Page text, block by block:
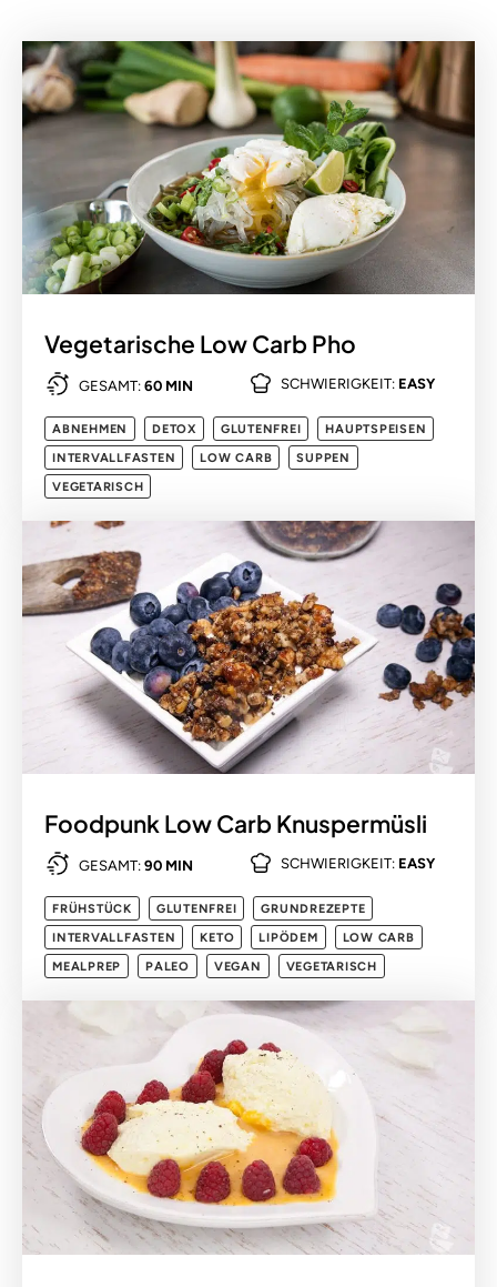
Vegetarische Low Carb Pho
GESAMT: 60 MIN SCHWIERIGKEIT: EASY
ABNEHMEN DETOX GLUTENFREI
HAUPTSPEISEN
INTERVALLFASTEN
LOW CARB
SUPPEN
VEGETARISCH
Foodpunk Low Carb Knuspermüsli
GESAMT: 90 MIN SCHWIERIGKEIT: EASY
FRÜHSTÜCK GLUTENFREI
GRUNDREZEPTE
INTERVALLFASTEN
KETO LIPÖDEM
LOW CARB
MEALPREP
PALEO VEGAN VEGETARISCH